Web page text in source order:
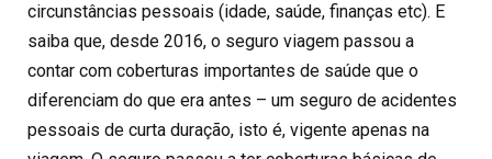
circunstâncias pessoais (idade, saúde, finanças etc). E
saiba que, desde 2016, o seguro viagem passou a
contar com coberturas importantes de saúde que o
diferenciam do que era antes – um seguro de acidentes
pessoais de curta duração, isto é, vigente apenas na